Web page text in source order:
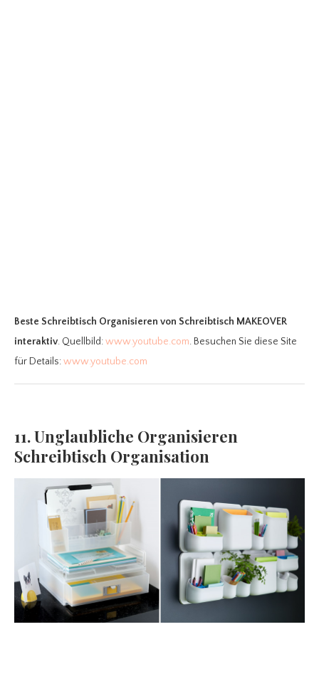
Beste Schreibtisch Organisieren von Schreibtisch MAKEOVER
interaktiv. Quellbild:www.youtube.com. Besuchen Sie diese Site
für Details:www.youtube.com
11. Unglaubliche Organisieren
Schreibtisch Organisation